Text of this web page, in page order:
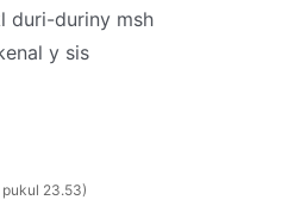
duri-duriny msh
y sis
23.53